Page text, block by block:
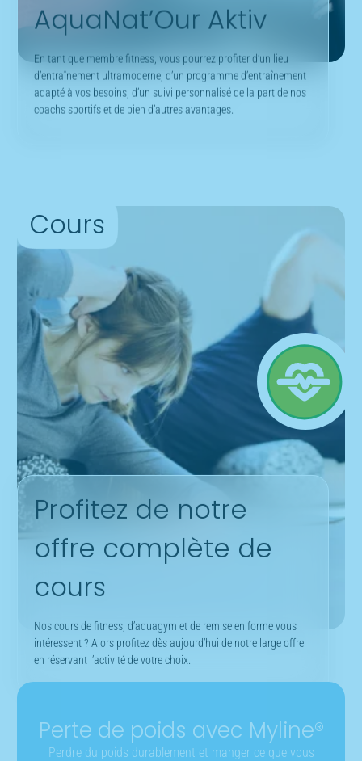
AquaNat’Our Aktiv
En tant que membre fitness, vous pourrez profiter d’un lieu
d’entraînement ultramoderne, d’un programme d’entraînement
adapté à vos besoins, d’un suivi personnalisé de la part de nos
coachs sportifs et de bien d’autres avantages.
Cours
Profitez de notre
offre complète de
cours
Nos cours de fitness, d’aquagym et de remise en forme vous
intéressent ? Alors profitez dès aujourd’hui de notre large offre
en réservant l’activité de votre choix.
Perte de poids avec Myline®
Perdre du poids durablement et manger ce que vous